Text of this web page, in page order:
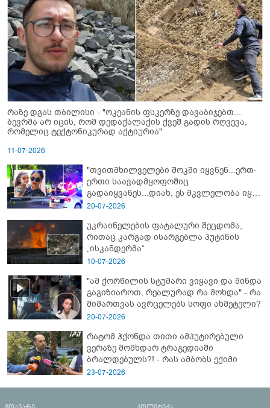
რაზე დგას თბილისი - "ოკეანის ფსკერზე დავაბიჯებთ...
ბევრმა არ იცის, რომ დედაქალაქის ქვეშ გადის რღვევა,
რომელიც ტექტონიკურად აქტიურია"
11-07-2026
"თვითმხილველები შოკში იყვნენ...ერთ-
ერთი საავადმყოფოშიც
გადაიყვანეს...დიახ, ეს მკვლელობა იყო"
- გორში დატრიალებული ტრაგედიის
20-07-2026
უკრაინელების ფატალური შეცდომა,
რითაც კარგად ისარგებლა პუტინის
„ისკანდერმა“
10-07-2026
"ამ ქორწილის სტუმარი ვიყავი და მინდა
გაგიზიაროთ, რეალურად რა მოხდა" - რა
მიმართვას ავრცელებს სოფი ახმეტელი?
20-07-2026
რატომ ჰქონდა თითი ამპუტირებული
ვერაზე მომხდარ ტრაგედიაში
ბრალდებულს?! - რას ამბობს ექიმი
23-07-2026